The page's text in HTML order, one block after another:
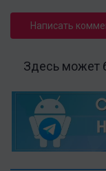
Написать
Здесь может